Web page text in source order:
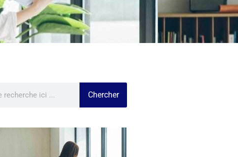
Chercher